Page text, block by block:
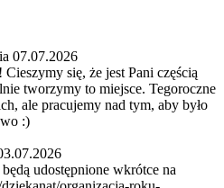
07.07.2026
się, że jest Pani częścią
tworzymy to miejsce. Tegoroczne
ale pracujemy nad tym, aby było
:)
udostępnione wkrótce na